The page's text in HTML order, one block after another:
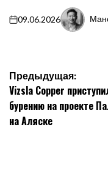
on
09.06.2026
Запись
Навигация
по
записям
Предыдущая:
Vizsla Copper
бурению на проекте
на Аляске